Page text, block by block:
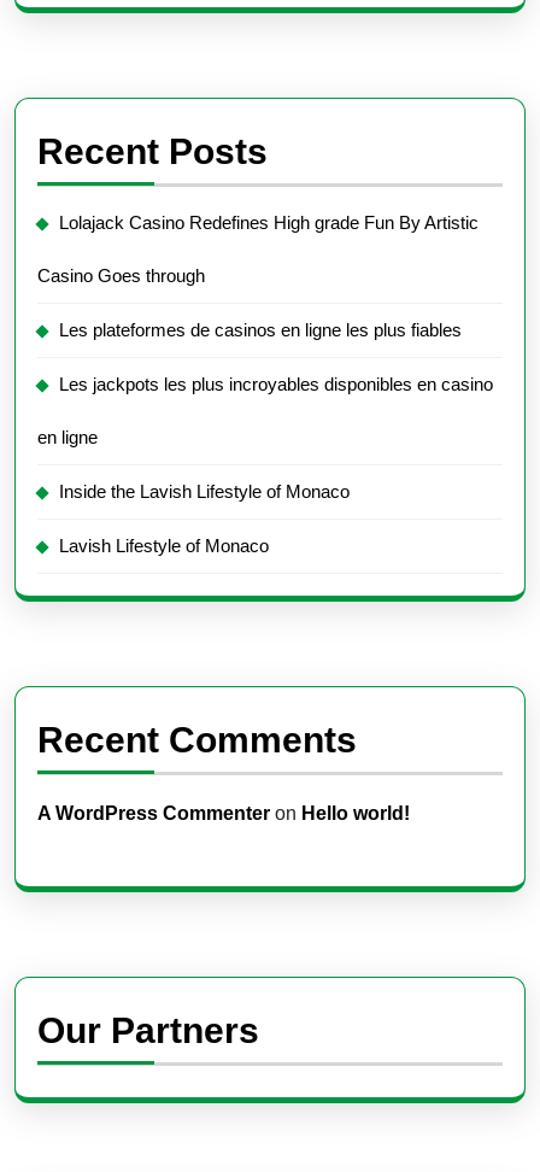
Recent Posts
Lolajack Casino Redefines High grade Fun By Artistic
Casino Goes through
Les plateformes de casinos en ligne les plus fiables
Les jackpots les plus incroyables disponibles en casino
en ligne
Inside the Lavish Lifestyle of Monaco
Lavish Lifestyle of Monaco
Recent Comments
A WordPress Commenter on Hello world!
Our Partners